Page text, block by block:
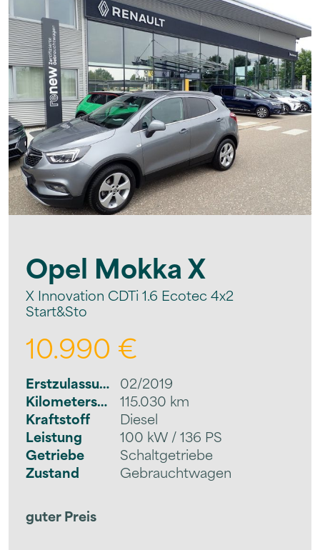
Opel Mokka X
X Innovation CDTi 1.6 Ecotec 4x2
Start&Sto
10.990 €
Erstzulassung 02/2019
Kilometerstand
115.030 km
Kraftstoff
Diesel
Leistung
100 kW / 136 PS
Getriebe
Schaltgetriebe
Zustand
Gebrauchtwagen
guter Preis